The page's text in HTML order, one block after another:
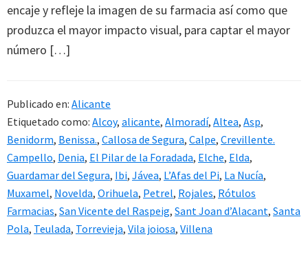
encaje y refleje la imagen de su farmacia así como que
produzca el mayor impacto visual, para captar el mayor
número […]
Publicado en: Alicante
Etiquetado como: Alcoy, alicante, Almoradí, Altea, Asp,
Benidorm, Benissa., Callosa de Segura, Calpe, Crevillente.
Campello, Denia, El Pilar de la Foradada, Elche, Elda,
Guardamar del Segura, Ibi, Jávea, L’Afas del Pi, La Nucía,
Muxamel, Novelda, Orihuela, Petrel, Rojales, Rótulos
Farmacias, San Vicente del Raspeig, Sant Joan d’Alacant, Santa
Pola, Teulada, Torrevieja, Vila joiosa, Villena